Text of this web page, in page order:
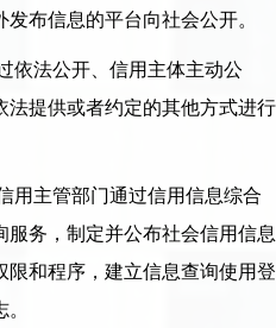
布信息的平台向社会公开。
法公开、信用主体主动公
法提供或者约定的其他方式进行
主管部门通过信用信息综合
服务，制定并公布社会信用信息
和程序，建立信息查询使用登